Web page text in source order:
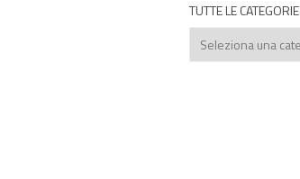
TUTTE LE CATEGORIE
Tutte
le